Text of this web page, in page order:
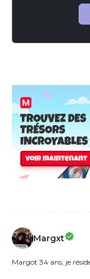
Margxt
Margot 34 ans, je